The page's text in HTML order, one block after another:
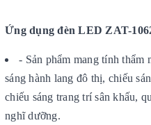
Ứng dụngđèn LED ZAT-
- Sản phẩm mang tính thẩm
sáng hành lang đô thị, chiếu
chiếu sáng trang trí sân khấu,
nghĩ dưỡng.